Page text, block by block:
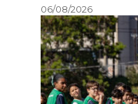
06/08/2026